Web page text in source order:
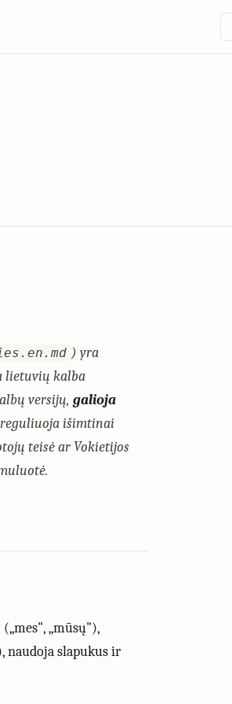
) yra
lietuvių kalba
versijų, galioja
išimtinai
teisė ar Vokietijos
„mūsų"),
naudoja slapukus ir